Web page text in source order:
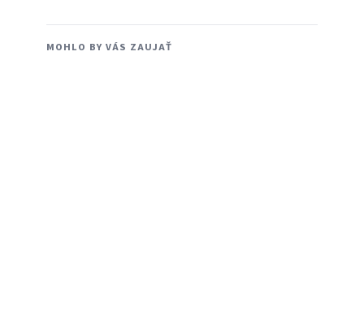
MOHLO BY VÁS ZAUJAŤ